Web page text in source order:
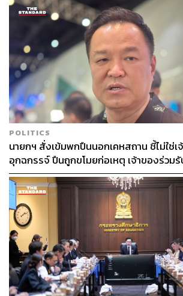
POLITICS
นายกฯ สั่งเข้มพกปืนนอกเคหสถาน ชี้ไม่ใช่เ
อุกฉกรรจ์ ปืนถูกขโมยก่อเหตุ เจ้าของร่วม